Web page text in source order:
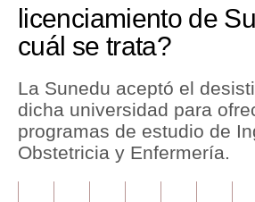
Mercados
Política
Tu Dinero
Finanzas Personales
licenciamiento de
cuál se trata?
La Sunedu aceptó el
dicha universidad para
programas de estudio de
Obstetricia y Enfermería.